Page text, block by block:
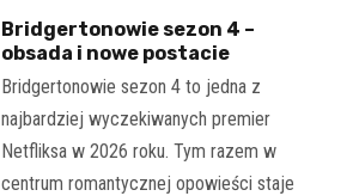
Bridgertonowie sezon 4 –
obsada i nowe postacie
Bridgertonowie sezon 4 to jedna z
najbardziej wyczekiwanych premier
Netfliksa w 2026 roku. Tym razem w
centrum romantycznej opowieści staje